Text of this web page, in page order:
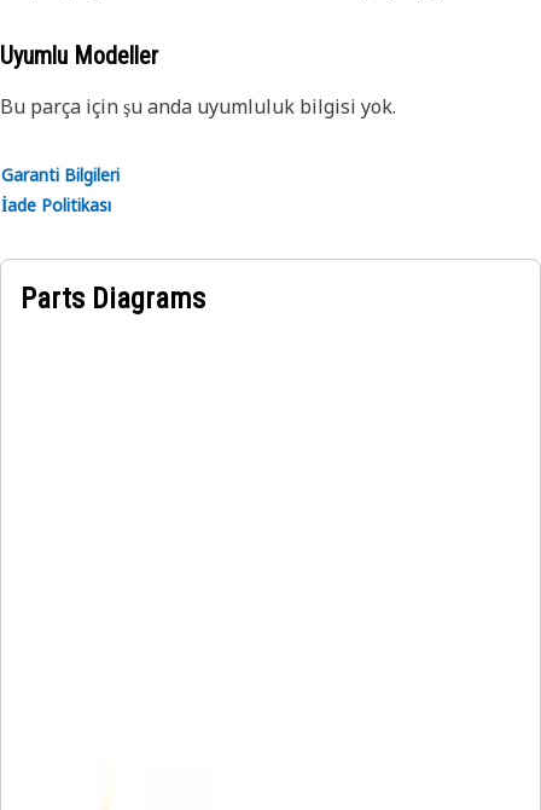
Uyumlu Modeller
Bu parça için şu anda uyumluluk bilgisi yok.
Garanti Bilgileri
İade Politikası
Parts Diagrams